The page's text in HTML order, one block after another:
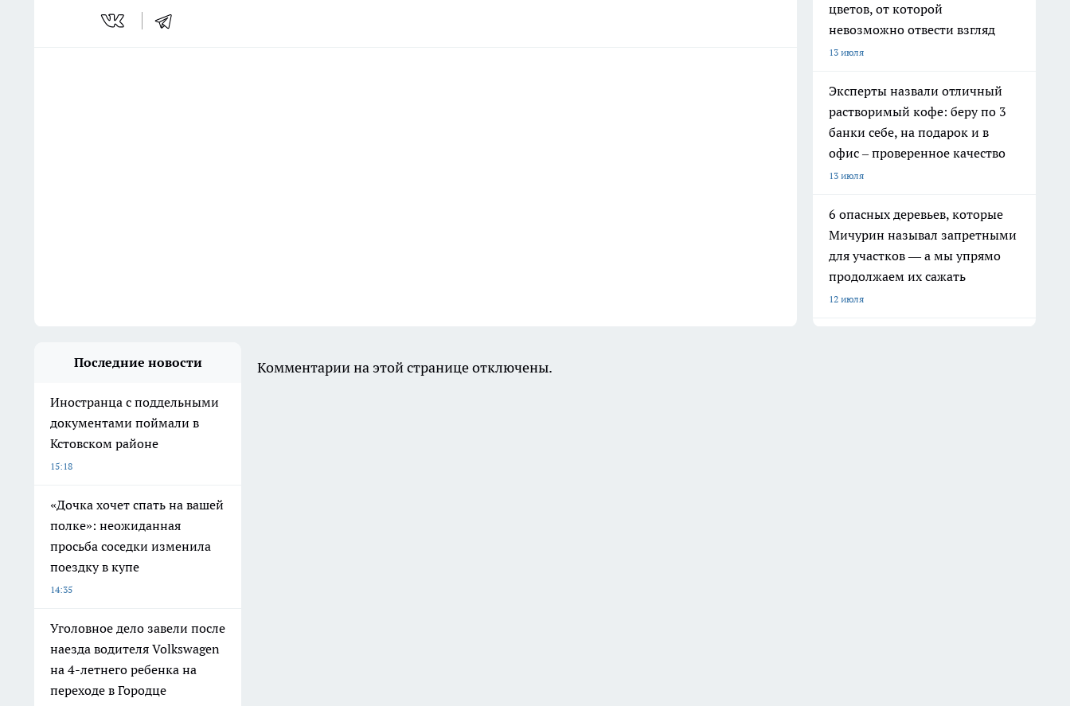
цветов, от которой
невозможно отвести взгляд
13 июля
Эксперты назвали отличный
растворимый кофе: беру по 3
банки себе, на подарок и в
офис – проверенное качество
13 июля
6 опасных деревьев, которые
Мичурин называл запретными
для участков — а мы упрямо
продолжаем их сажать
12 июля
Последние новости
Иностранца с поддельными
документами поймали в
Кстовском районе
15:18
«Дочка хочет спать на вашей
полке»: неожиданная
просьба соседки изменила
поездку в купе
14:35
Уголовное дело завели после
наезда водителя Volkswagen
на 4-летнего ребенка на
переходе в Городце
Комментарии на этой странице отключены.